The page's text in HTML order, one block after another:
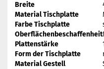
Breite
Material Tischplatte
Farbe Tischplatte
Oberflächenbeschaffenheit
Plattenstärke
Form der Tischplatte
Material Gestell